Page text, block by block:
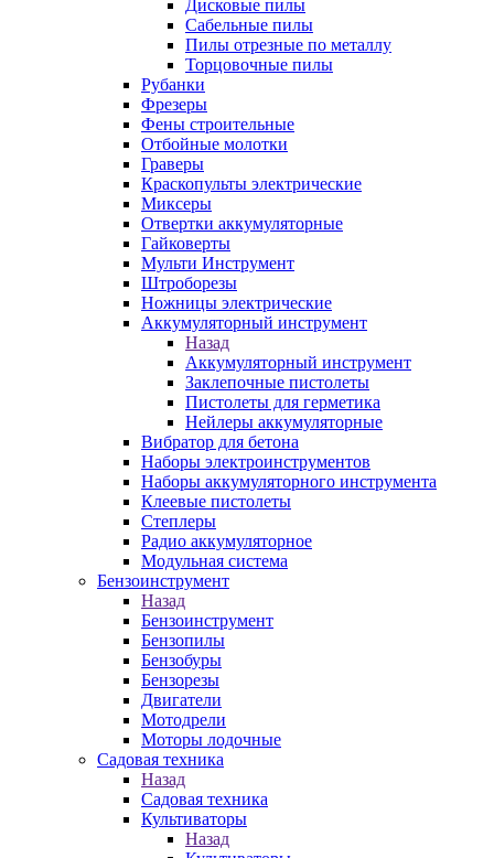
Дисковые пилы
Сабельные пилы
Пилы отрезные по металлу
Торцовочные пилы
Рубанки
Фрезеры
Фены строительные
Отбойные молотки
Граверы
Краскопульты электрические
Миксеры
Отвертки аккумуляторные
Гайковерты
Мульти Инструмент
Штроборезы
Ножницы электрические
Аккумуляторный инструмент
Назад
Аккумуляторный инструмент
Заклепочные пистолеты
Пистолеты для герметика
Нейлеры аккумуляторные
Вибратор для бетона
Наборы электроинструментов
Наборы аккумуляторного инструмента
Клеевые пистолеты
Степлеры
Радио аккумуляторное
Модульная система
Бензоинструмент
Назад
Бензоинструмент
Бензопилы
Бензобуры
Бензорезы
Двигатели
Мотодрели
Моторы лодочные
Садовая техника
Назад
Садовая техника
Культиваторы
Назад